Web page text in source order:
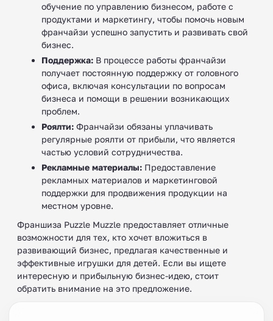
обучение по управлению бизнесом, работе с
продуктами и маркетингу, чтобы помочь новым
франчайзи успешно запустить и развивать свой
бизнес.
Поддержка: В процессе работы франчайзи
получает постоянную поддержку от головного
офиса, включая консультации по вопросам
бизнеса и помощи в решении возникающих
проблем.
Роялти: Франчайзи обязаны уплачивать
регулярные роялти от прибыли, что является
частью условий сотрудничества.
Рекламные материалы: Предоставление
рекламных материалов и маркетинговой
поддержки для продвижения продукции на
местном уровне.
Франшиза Puzzle Muzzle предоставляет отличные
возможности для тех, кто хочет вложиться в
развивающий бизнес, предлагая качественные и
эффективные игрушки для детей. Если вы ищете
интересную и прибыльную бизнес-идею, стоит
обратить внимание на это предложение.